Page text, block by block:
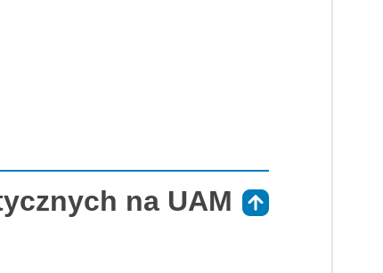
na UAM